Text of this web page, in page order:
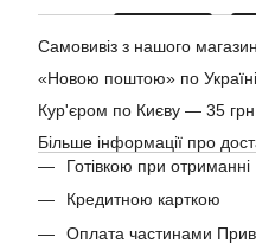
Самовивіз з нашого
«Новою поштою» по
Кур'єром по Києву — 35 грн.
Більше інформації про
Готівкою при отриманні
Кредитною карткою
Оплата частинами